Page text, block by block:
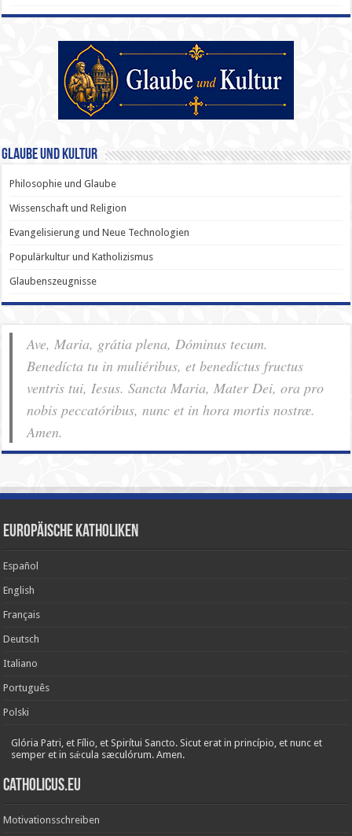
Glaube und Kultur
Philosophie und Glaube
Wissenschaft und Religion
Evangelisierung und Neue Technologien
Populärkultur und Katholizismus
Glaubenszeugnisse
Ave, Maria, grátia plena, Dóminus tecum.
Benedícta tu in muliéribus, et benedíctus fructus
ventris tui, Iesus. Sancta Maria, Mater Dei, ora pro
nobis pec­ca­tóribus, nunc et in hora mortis nostræ.
Amen.
Europäische Katholiken
Español
English
Français
Deutsch
Italiano
Português
Polski
Glória Patri, et Fílio, et Spirítui Sancto. Sicut erat in princípio, et nunc et
semper et in sǽcula sæculórum. Amen.
Catholicus.eu
Motivationsschreiben